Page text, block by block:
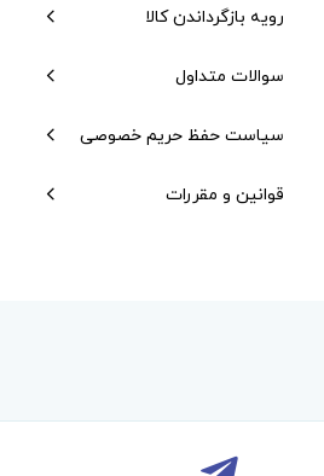
رویه بازگرداندن کالا
سوالات متداول
سیاست حفظ حریم خصوصی
قوانین و مقررات